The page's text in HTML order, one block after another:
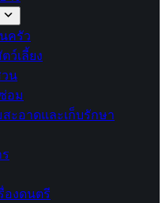
ครัว
ว์เลี้ยง
น
อม
ะอาดและเก็บรักษา
องดนตรี